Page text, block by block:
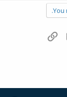
You
דואר אלקטרוני